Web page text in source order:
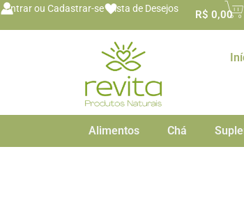
conteúdo
Entrar ou Cadastrar-se Lista de Desejos R$ 0,00
Alimentos Chá